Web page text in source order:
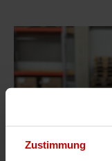
Zustimmung